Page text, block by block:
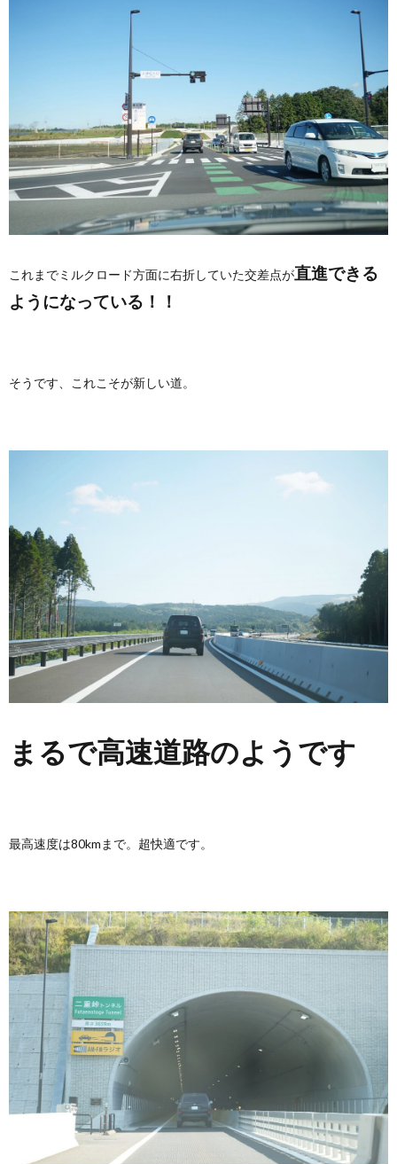
これまでミルクロード方面に右折していた交差点が直進できる
ようになっている！！
そうです、これこそが新しい道。
まるで高速道路のようです
最高速度は80kmまで。超快適です。